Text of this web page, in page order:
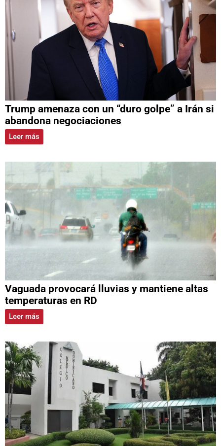
Trump amenaza con un “duro golpe” a Irán si
abandona negociaciones
Leer más
Vaguada provocará lluvias y mantiene altas
temperaturas en RD
Leer más